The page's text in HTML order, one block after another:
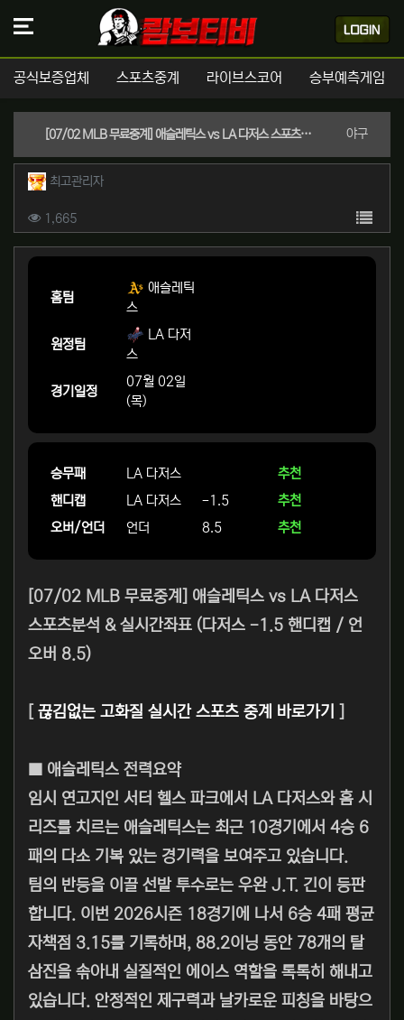
공식보증업체 스포츠중계 라이브스코어 승부예측게임
[07/02 MLB 무료중계] 애슬레틱스 vs LA 다저스 스포츠분석 & 실시간좌표 (다저스 -1.5 핸디캡 / 언오버 8.5) 야구분류
작성자 정보
최고관리자작성
컨텐츠 정보
1,665조회 목록
본문
홈팀
애슬레틱
스
원정팀
LA 다저
스
경기일정
07월 02일
(목)
승무패 LA 다저스
추천
핸디캡
LA 다저스 -1.5
추천
오버/언더
언더 8.5 추천
[07/02 MLB 무료중계] 애슬레틱스 vs LA 다저스
스포츠분석 & 실시간좌표 (다저스 -1.5 핸디캡 / 언
오버 8.5)
끊김없는 고화질 실시간 스포츠 중계 바로가기
■ 애슬레틱스 전력요약
임시 연고지인 서터 헬스 파크에서 LA 다저스와 홈 시
리즈를 치르는 애슬레틱스는 최근 10경기에서 4승 6
패의 다소 기복 있는 경기력을 보여주고 있습니다.
팀의 반등을 이끌 선발 투수로는 우완 J.T. 긴이 등판
합니다. 이번 2026시즌 18경기에 나서 6승 4패 평균
자책점 3.15를 기록하며, 88.2이닝 동안 78개의 탈
삼진을 솎아내 실질적인 에이스 역할을 톡톡히 해내고
있습니다. 안정적인 제구력과 날카로운 피칭을 바탕으